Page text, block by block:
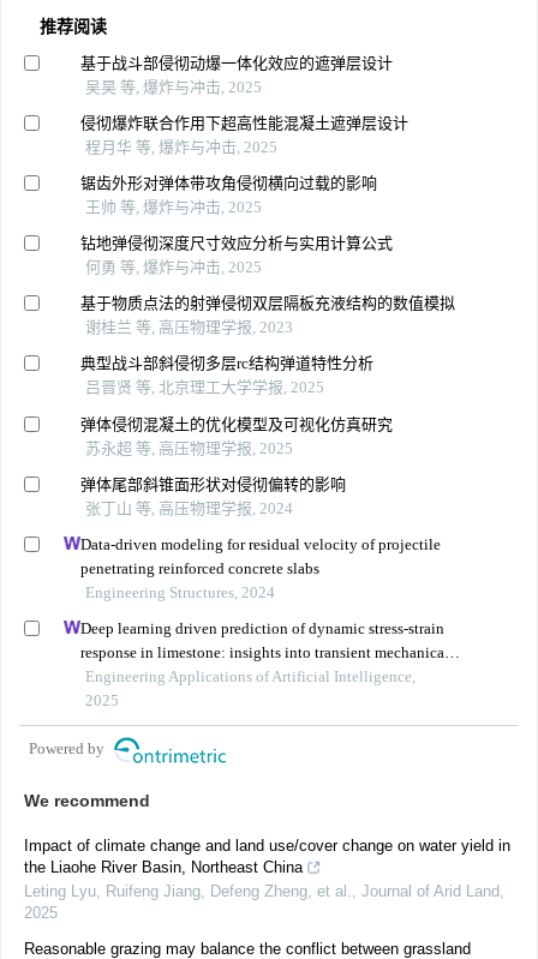
推荐阅读
基于战斗部侵彻动爆一体化效应的遮弹层设计
吴昊 等, 爆炸与冲击, 2025
侵彻爆炸联合作用下超高性能混凝土遮弹层设计
程月华 等, 爆炸与冲击, 2025
锯齿外形对弹体带攻角侵彻横向过载的影响
王帅 等, 爆炸与冲击, 2025
钻地弹侵彻深度尺寸效应分析与实用计算公式
何勇 等, 爆炸与冲击, 2025
基于物质点法的射弹侵彻双层隔板充液结构的数值模拟
谢桂兰 等, 高压物理学报, 2023
典型战斗部斜侵彻多层rc结构弹道特性分析
吕晋贤 等, 北京理工大学学报, 2025
弹体侵彻混凝土的优化模型及可视化仿真研究
苏永超 等, 高压物理学报, 2025
弹体尾部斜锥面形状对侵彻偏转的影响
张丁山 等, 高压物理学报, 2024
Data-driven modeling for residual velocity of projectile
penetrating reinforced concrete slabs
Engineering Structures, 2024
Deep learning driven prediction of dynamic stress-strain
response in limestone: insights into transient mechanical
behavior under complex loadings for shield tunneling
Engineering Applications of Artificial Intelligence,
2025
Powered by
We recommend
Impact of climate change and land use/cover change on water yield in
the Liaohe River Basin, Northeast China
Leting Lyu, Ruifeng Jiang, Defeng Zheng, et al.
Journal of Arid Land
2025
Reasonable grazing may balance the conflict between grassland